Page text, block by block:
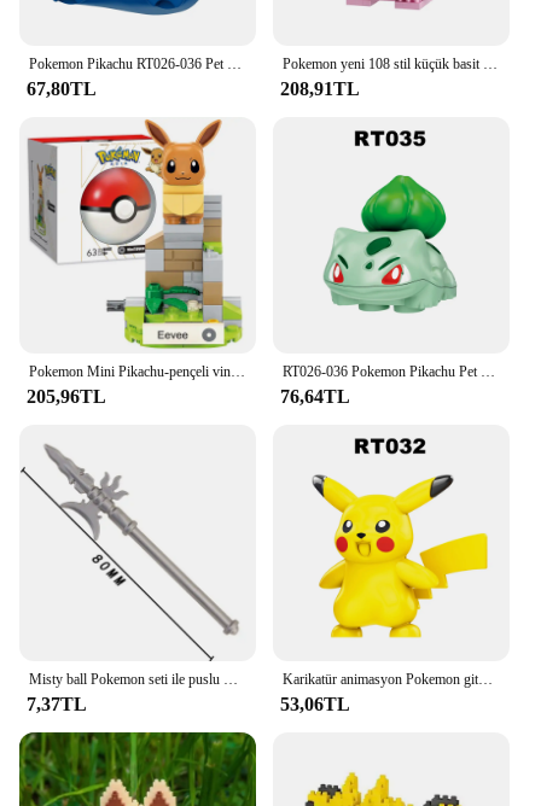
Pokemon Pikachu RT026-036 Pet Elf karikatür serisi ABS plastik aksesuarlar yapı taşları çocuk toplama oyuncaklar için rakamlar
67,80TL
Pokemon yeni 108 stil küçük basit yapı taşları Pikachu eylem oyuncaklar grafik elmas Mini modeli cep canavar hediye toplamak
208,91TL
Pokemon Mini Pikachu-pençeli vinç yapı taşları Gift Gift Pikachu bultle Bulbasaur montaj modeli eğitim çocuk oyuncak hediye için
205,96TL
RT026-036 Pokemon Pikachu Pet Elf karikatür serisi ABS plastik aksesuarlar yapı taşları çocuk toplama oyuncaklar için rakamlar
76,64TL
Misty ball Pokemon seti ile puslu mavi meşe kül Ketchum Pikachu yapı taşları Mini aksiyon figürü oyuncakları
7,37TL
Karikatür animasyon Pokemon gitmek Mini Model rakamlar yapı taşları klasik peri topu evcil Pikachu tuğla oyuncaklar setleri çocuklar hediyeler
53,06TL